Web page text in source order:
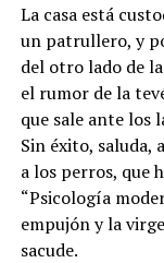
La casa está
un patrullero, y
del otro lado de
el rumor de la
que sale ante los
Sin éxito, saluda,
a los perros, que
“Psicología
empujón y la
sacude.